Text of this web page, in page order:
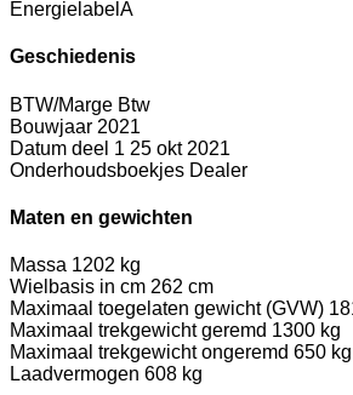
Energielabel A
Geschiedenis
BTW/Marge Btw
Bouwjaar 2021
Datum deel 1 25 okt 2021
Onderhoudsboekjes Dealer
Maten en gewichten
Massa 1202 kg
Wielbasis in cm 262 cm
Maximaal toegelaten gewicht (GVW)
Maximaal trekgewicht geremd 1300 kg
Maximaal trekgewicht ongeremd 650 kg
Laadvermogen 608 kg